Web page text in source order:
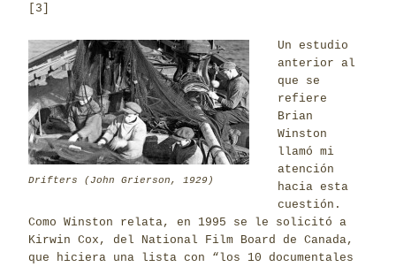
[3]
Drifters (John Grierson, 1929)
Un estudio
anterior al
que se
refiere
Brian
Winston
llamó mi
atención
hacia esta
cuestión.
Como Winston relata, en 1995 se le solicitó a
Kirwin Cox, del National Film Board de Canada,
que hiciera una lista con “los 10 documentales